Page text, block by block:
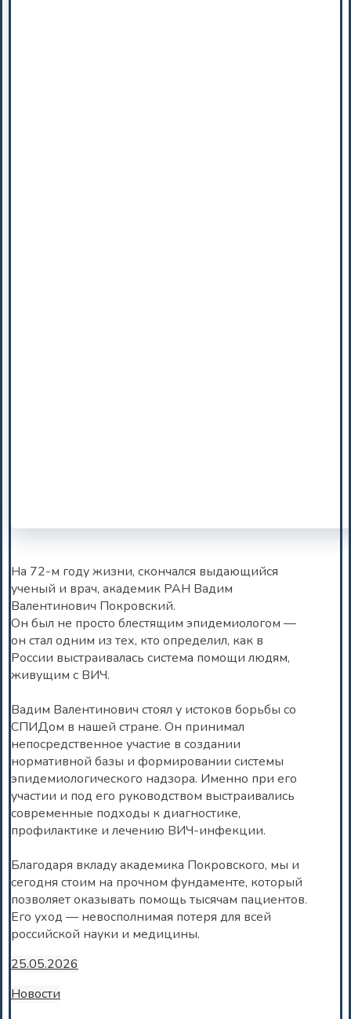
На 72-м году жизни, скончался выдающийся
ученый и врач, академик РАН Вадим
Валентинович Покровский.
Он был не просто блестящим эпидемиологом —
он стал одним из тех, кто определил, как в
России выстраивалась система помощи людям,
живущим с ВИЧ.
Вадим Валентинович стоял у истоков борьбы со
СПИДом в нашей стране. Он принимал
непосредственное участие в создании
нормативной базы и формировании системы
эпидемиологического надзора. Именно при его
участии и под его руководством выстраивались
современные подходы к диагностике,
профилактике и лечению ВИЧ-инфекции.
Благодаря вкладу академика Покровского, мы и
сегодня стоим на прочном фундаменте, который
позволяет оказывать помощь тысячам пациентов.
Его уход — невосполнимая потеря для всей
российской науки и медицины.
25.05.2026
Новости